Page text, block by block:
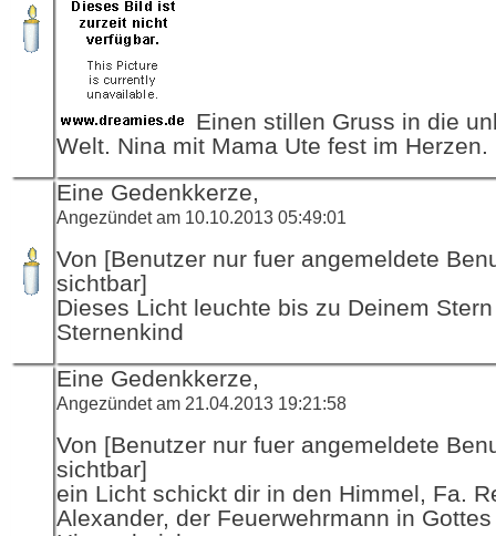
Einen stillen Gruss in die
Welt. Nina mit Mama Ute fest im Herzen.
Eine Gedenkkerze,
Angezündet am 10.10.2013 05:49:01
Von [Benutzer nur fuer angemeldete
sichtbar]
Dieses Licht leuchte bis zu Deinem
Sternenkind
Eine Gedenkkerze,
Angezündet am 21.04.2013 19:21:58
Von [Benutzer nur fuer angemeldete
sichtbar]
ein Licht schickt dir in den Himmel, Fa.
Alexander, der Feuerwehrmann in Gottes